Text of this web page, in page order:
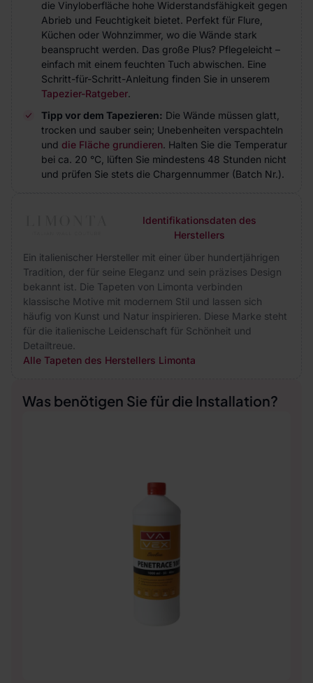
die Vinyloberfläche hohe Widerstandsfähigkeit gegen
Abrieb und Feuchtigkeit bietet. Perfekt für Flure,
Küchen oder Wohnzimmer, wo die Wände stark
beansprucht werden. Das große Plus? Pflegeleicht –
einfach mit einem feuchten Tuch abwischen. Eine
Schritt-für-Schritt-Anleitung finden Sie in unserem
Tapezier-Ratgeber.
Tipp vor dem Tapezieren: Die Wände müssen glatt,
trocken und sauber sein; Unebenheiten verspachteln
und die Fläche grundieren. Halten Sie die Temperatur
bei ca. 20 °C, lüften Sie mindestens 48 Stunden nicht
und prüfen Sie stets die Chargennummer (Batch Nr.).
Identifikationsdaten des
Herstellers
Ein italienischer Hersteller mit einer über hundertjährigen
Tradition, der für seine Eleganz und sein präzises Design
bekannt ist. Die Tapeten von Limonta verbinden
klassische Motive mit modernem Stil und lassen sich
häufig von Kunst und Natur inspirieren. Diese Marke steht
für die italienische Leidenschaft für Schönheit und
Detailtreue.
Alle Tapeten des Herstellers Limonta
Was benötigen Sie für die Installation?